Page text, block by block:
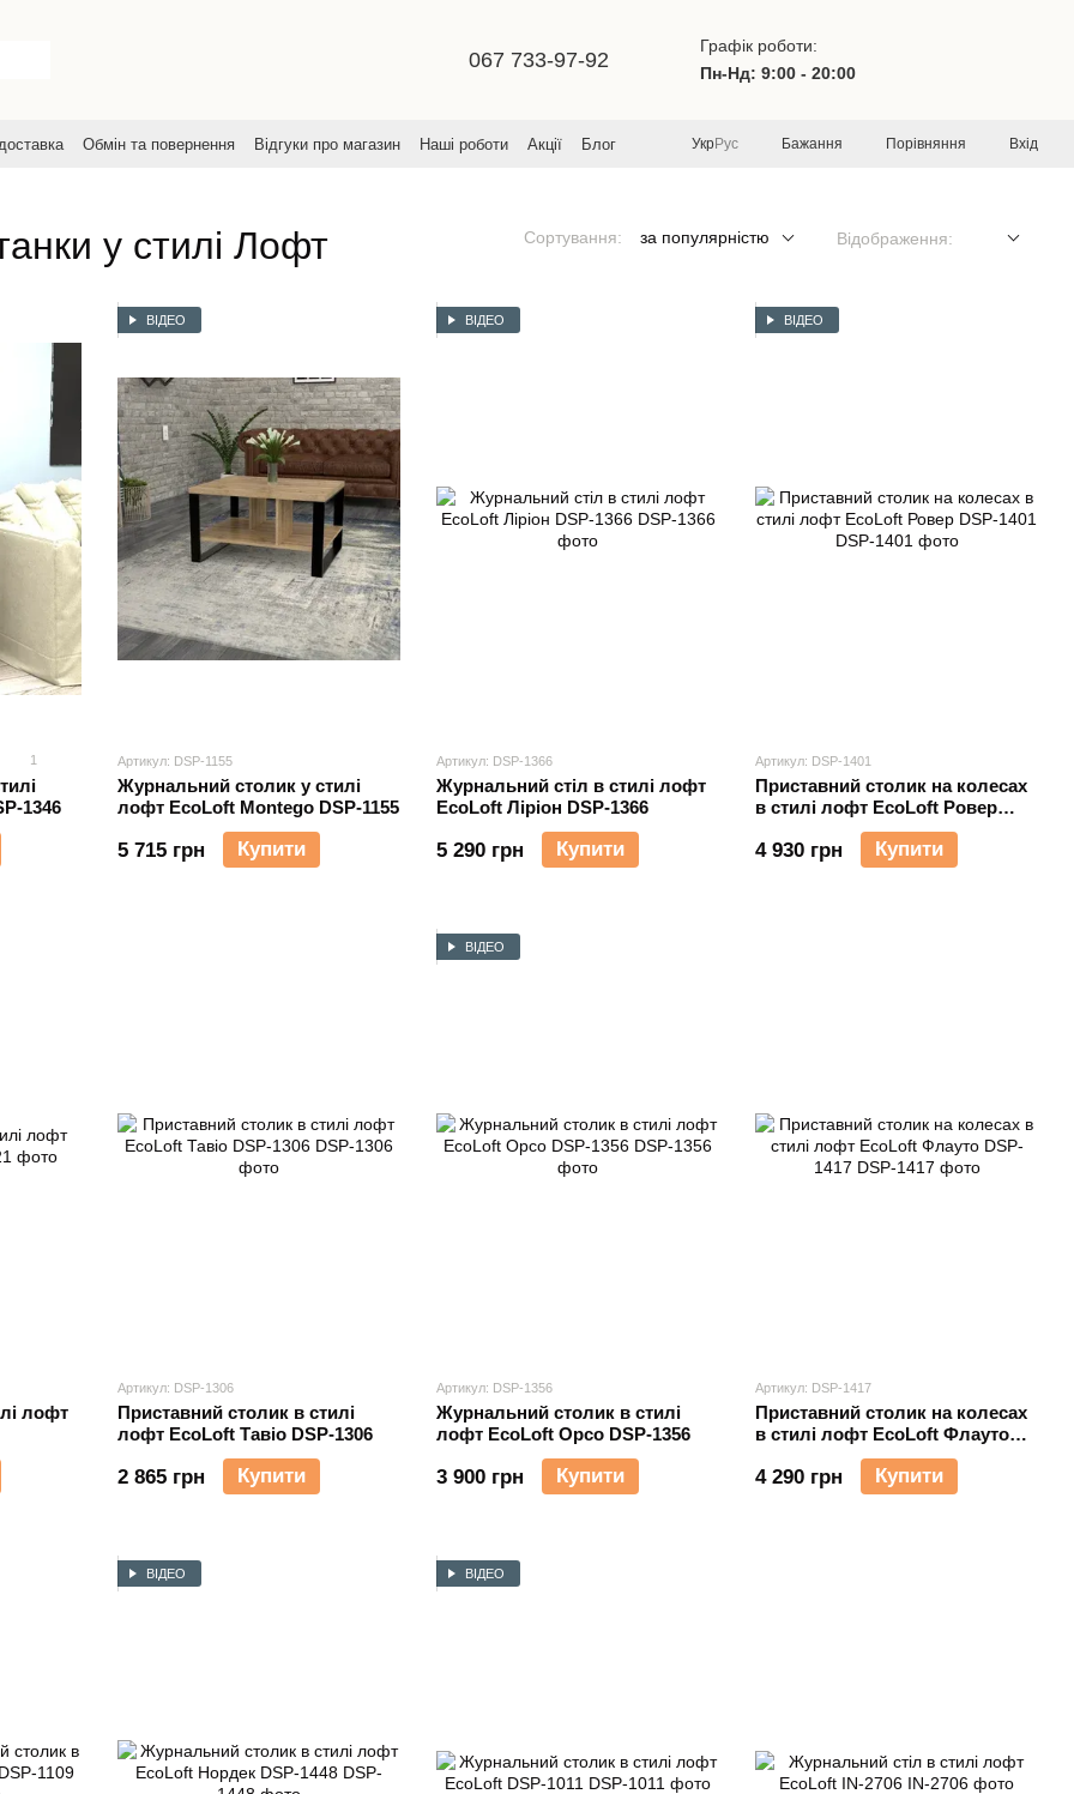
067 733-97-92
Графік роботи:
Пн-Нд: 9:00 - 20:00
Обмін та повернення Відгуки про магазин Наші роботи Акції
Блог
УкрРус Бажання Порівняння Вхід
у стилі Лофт Сортування: за популярністю Відображення:
1
1346
ВІДЕО
Артикул: DSP-1155
Журнальний столик у стилі
лофт EcoLoft Montego DSP-1155
5 715 грн Купити
ВІДЕО
Артикул: DSP-1366
Журнальний стіл в стилі лофт
EcoLoft Ліріон DSP-1366
5 290 грн Купити
ВІДЕО
Артикул: DSP-1401
Приставний столик на колесах
в стилі лофт EcoLoft Ровер
4 930 грн Купити
лофт
Артикул: DSP-1306
Приставний столик в стилі
лофт EcoLoft Тавіо DSP-1306
2 865 грн Купити
ВІДЕО
Артикул: DSP-1356
Журнальний столик в стилі
лофт EcoLoft Орсо DSP-1356
3 900 грн Купити
Артикул: DSP-1417
Приставний столик на колесах
в стилі лофт EcoLoft Флауто
4 290 грн Купити
ВІДЕО ВІДЕО